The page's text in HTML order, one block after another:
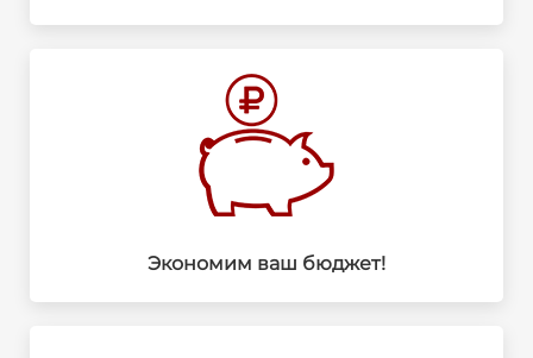
Экономим ваш бюджет!